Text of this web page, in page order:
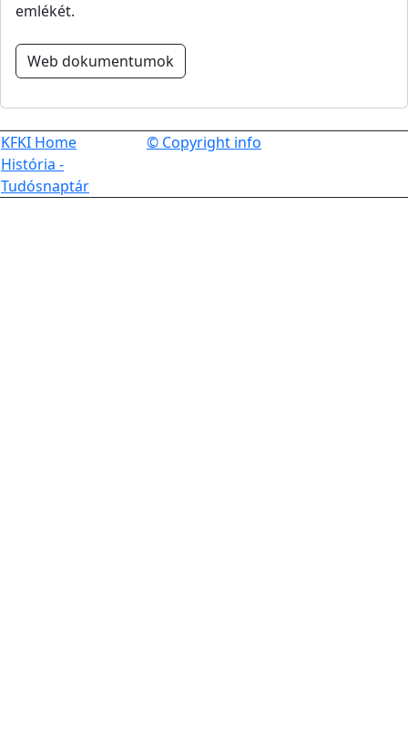
emlékét.
Web dokumentumok
KFKI Home
História -
Tudósnaptár
© Copyright info